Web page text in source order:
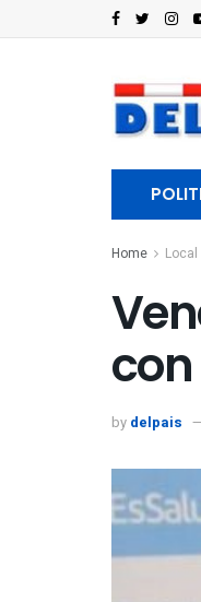
Home Local
by delpais